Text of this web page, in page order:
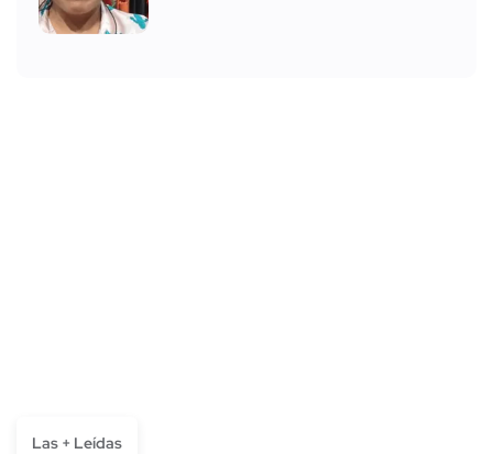
Las + Leídas